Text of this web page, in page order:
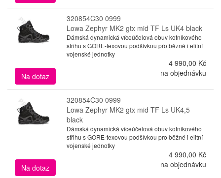
320854C30 0999
Lowa Zephyr MK2 gtx mid TF Ls UK4 black
Dámská dynamická víceúčelová obuv kotníkového
střihu s GORE-texovou podšívkou pro běžné i elitní
vojenské jednotky
4 990,00 Kč
Na dotaz
na objednávku
320854C30 0999
Lowa Zephyr MK2 gtx mid TF Ls UK4,5
black
Dámská dynamická víceúčelová obuv kotníkového
střihu s GORE-texovou podšívkou pro běžné i elitní
vojenské jednotky
4 990,00 Kč
Na dotaz
na objednávku